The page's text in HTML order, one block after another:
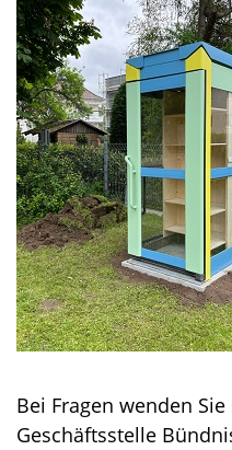
Bei Fragen wenden
Geschäftsstelle